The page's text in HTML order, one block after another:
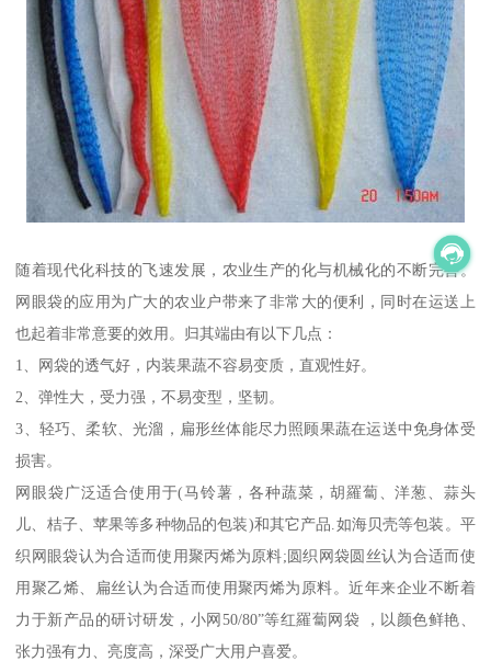
随着现代化科技的飞速发展，农业生产的化与机械化的不断完善。
网眼袋的应用为广大的农业户带来了非常大的便利，同时在运送上
也起着非常意要的效用。归其端由有以下几点：
1、网袋的透气好，内装果蔬不容易变质，直观性好。
2、弹性大，受力强，不易变型，坚韧。
3、轻巧、柔软、光溜，扁形丝体能尽力照顾果蔬在运送中免身体受
损害。
网眼袋广泛适合使用于(马铃薯，各种蔬菜，胡羅蔔、洋葱、蒜头
儿、桔子、苹果等多种物品的包装)和其它产品.如海贝壳等包装。平
织网眼袋认为合适而使用聚丙烯为原料;圆织网袋圆丝认为合适而使
用聚乙烯、扁丝认为合适而使用聚丙烯为原料。近年来企业不断着
力于新产品的研讨研发，小网50/80”等红羅蔔网袋 ，以颜色鲜艳、
张力强有力、亮度高，深受广大用户喜爱。